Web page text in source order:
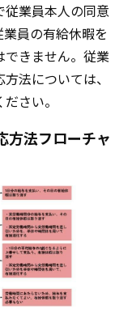
業員本人の同意
員の有給休暇を
できません。従業
法については、
さい。
方法フローチャ